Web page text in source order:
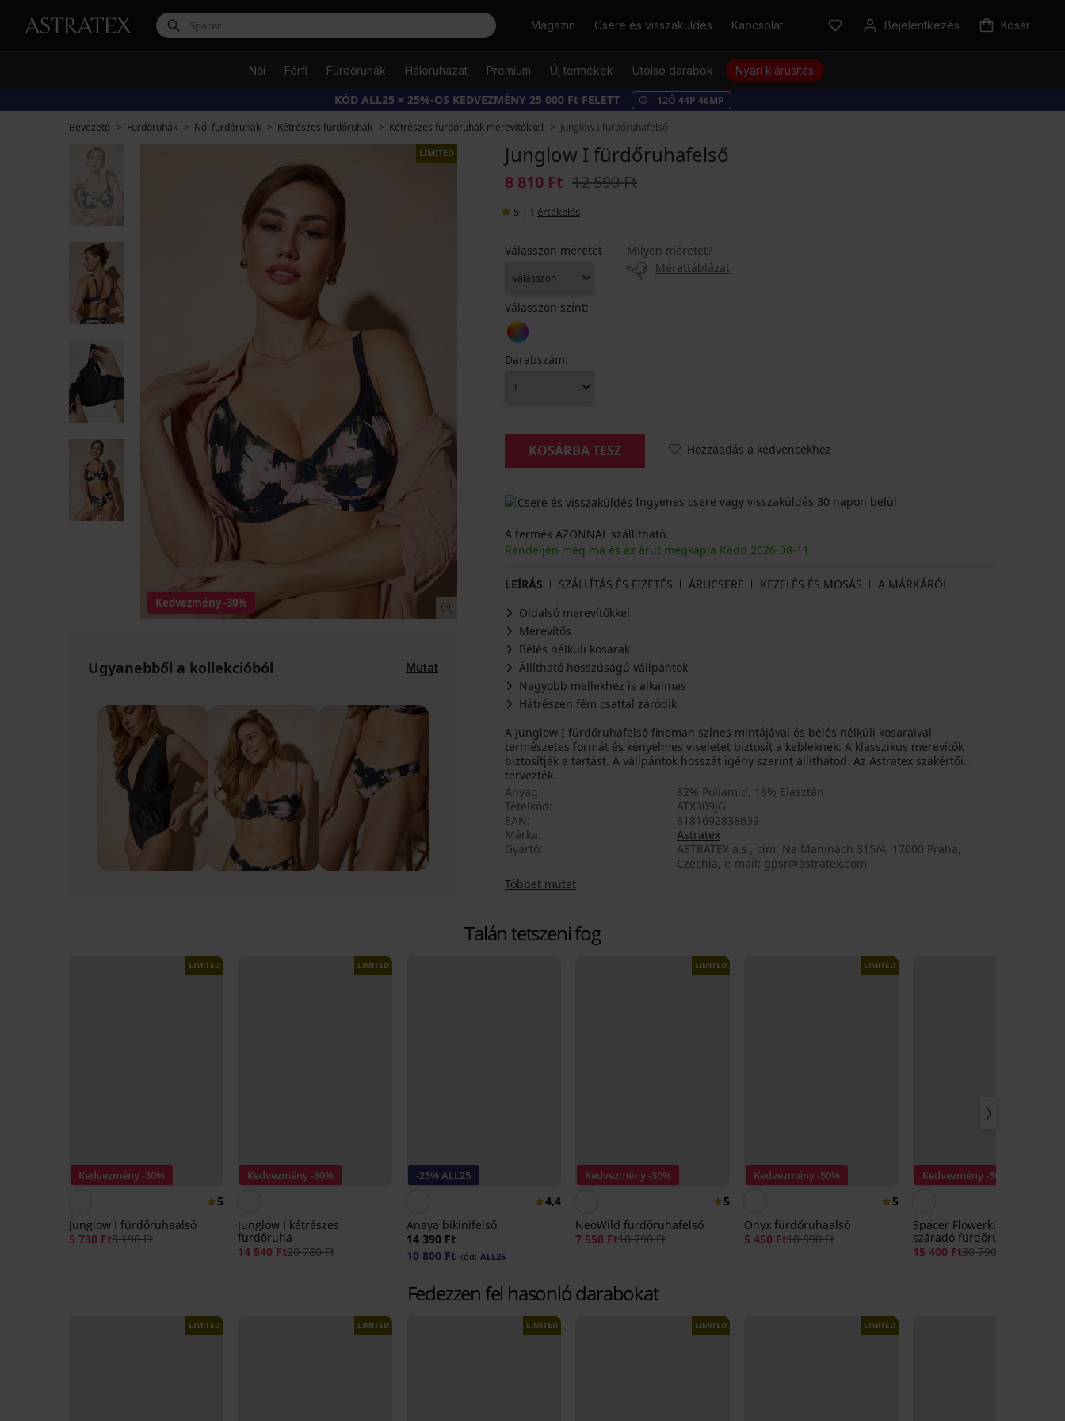
KeresésMagazin Csere és visszaküldés Kapcsolat Bejelentkezés Kosár
Női Férfi Fürdőruhák Hálóruházat Premium Új termékek Utolsó darabok Nyári kiárusítás
KÓD ALL25 = 25%-OS KEDVEZMÉNY 25 000 Ft FELETT 12Ó 44P 45MP
Bevezető
Fürdőruhák Női fürdőruhák Kétrészes fürdőruhák Kétrészes fürdőruhák merevítőkkel Junglow I fürdőruhafelső
Kedvezmény-30%
LIMITED
Ugyanebből a kollekcióból Mutat
Junglow I fürdőruhafelső
8 810 Ft 12 590 Ft
5 1 értékelés
Válasszon méretet
Milyen méretet?
Mérettáblázat
Válasszon színt:
Darabszám:
KOSÁRBA TESZ Hozzáadás a kedvencekhez
Ingyenes csere vagy visszaküldés 30 napon belül
A termék AZONNAL szállítható.
Rendeljen még ma és az árut megkapja Kedd 2026-08-11
LEÍRÁS SZÁLLÍTÁS ÉS FIZETÉS ÁRUCSERE KEZELÉS ÉS MOSÁS
A MÁRKÁRÓL
Oldalsó merevítőkkel
Merevítős
Bélés nélküli kosarak
Állítható hosszúságú vállpántok
Nagyobb mellekhez is alkalmas
Hátrészen fém csattal záródik
A Junglow I fürdőruhafelső finoman színes mintájával és bélés nélküli kosaraival
természetes formát és kényelmes viseletet biztosít a kebleknek. A klasszikus merevítők
biztosítják a tartást. A vállpántok hosszát igény szerint állíthatod. Az Astratex szakértői
tervezték.
Anyag
82% Poliamid, 18% Elasztán
Tételkód
ATX309JG
EAN
6181692838639
Márka
Astratex
Gyártó
ASTRATEX a.s., cím: Na Maninách 315/4, 17000 Praha,
Czechia, e-mail: gpsr@astratex.com
Többet mutat
Talán tetszeni fog
Kedvezmény -30%
LIMITED
5
Junglow I fürdőruhaalsó
5 730 Ft8 190 Ft
Kedvezmény -30%
LIMITED
Junglow I kétrészes
fürdőruha
14 540 Ft20 780 Ft
-25% ALL25
4,4
Anaya bikinifelső
14 390 Ft
10 800 Ft kód: ALL25
Kedvezmény -30%
LIMITED
5
NeoWild fürdőruhafelső
7 550 Ft10 790 Ft
Kedvezmény -50%
LIMITED
5
Onyx fürdőruhaalsó
5 450 Ft10 890 Ft
Kedvezmény -50%
Spacer Flowerkiss gyorsan
száradó fürdőruhafelső
15 400 Ft30 790 Ft
Fedezzen fel hasonló darabokat
LIMITED LIMITED LIMITED LIMITED LIMITED